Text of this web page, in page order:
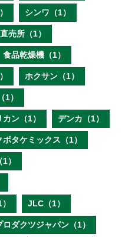
シンワ（1）
直売所（1）
食品乾燥機（1）
ホクサン（1）
1）
カン（1） デンカ（1）
ボタケミックス（1）
）
JLC（1）
ダクツジャパン（1）